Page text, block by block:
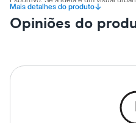
Personagens
Plus size
Blusas e Camisetas
Jeans
Moda esportiva
calça jeans de lavagem escura ou
jaqueta corta-vento. É o calçado ideal
do estilo em nenhuma ocasião.
*Este produto pode ser entregue
nossa marca, mas a qualidade e o
Mais detalhes do produto↓
Opiniões do